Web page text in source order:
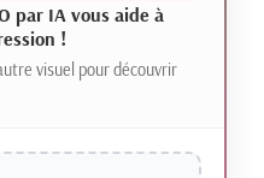
par IA vous aide à
!
visuel pour découvrir